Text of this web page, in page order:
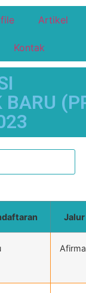
Artikel
Kontak
BARU